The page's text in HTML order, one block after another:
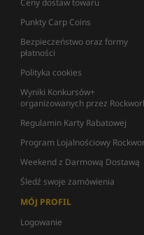
Ceny dostaw towaru
Punkty Carp Coins
Bezpieczeństwo oraz formy
płatności
Polityka cookies
Wyniki Konkursów+
organizowanych przez
Regulamin Karty Rabatowej
Program Lojalnościowy
Weekend z Darmową Dostawą
Śledź swoje zamówienia
MÓJ PROFIL
Logowanie